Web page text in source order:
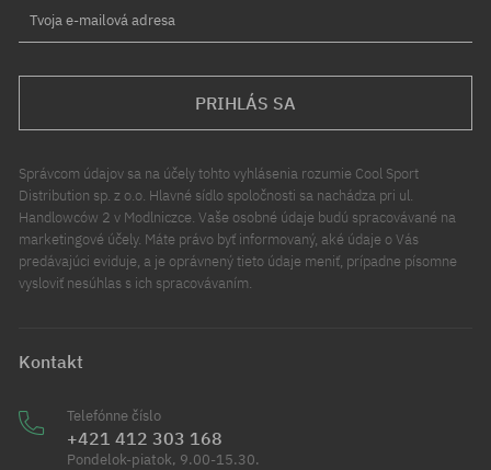
Tvoja e-mailová adresa
PRIHLÁS SA
Správcom údajov sa na účely tohto vyhlásenia rozumie Cool Sport
Distribution sp. z o.o. Hlavné sídlo spoločnosti sa nachádza pri ul.
Handlowców 2 v Modlniczce. Vaše osobné údaje budú spracovávané na
marketingové účely. Máte právo byť informovaný, aké údaje o Vás
predávajúci eviduje, a je oprávnený tieto údaje meniť, prípadne písomne
vysloviť nesúhlas s ich spracovávaním.
Kontakt
Telefónne číslo
+421 412 303 168
Pondelok-piatok, 9.00-15.30.